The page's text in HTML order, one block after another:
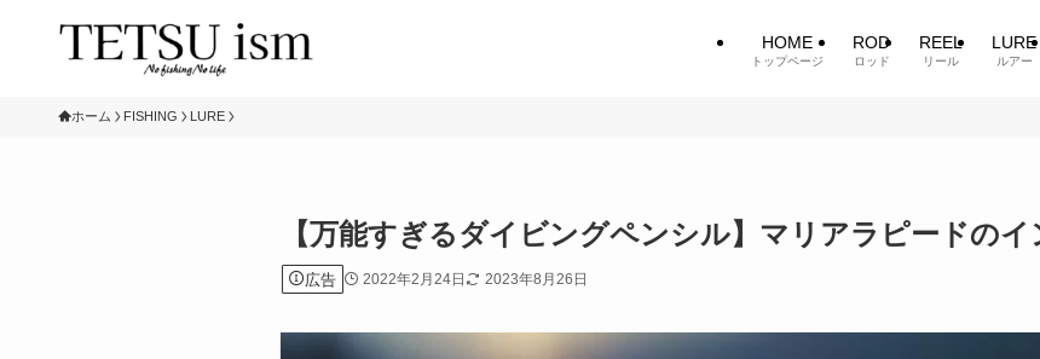
HOME
トップページ
ROD
ロッド
REEL
リール
LURE
ルアー
ホーム FISHING LURE
【万能すぎるダイビングペンシル】マリアラピードのイ
広告 2022年2月24日 2023年8月26日